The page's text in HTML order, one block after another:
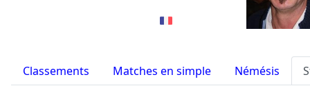
Classements Matches en simple Némésis